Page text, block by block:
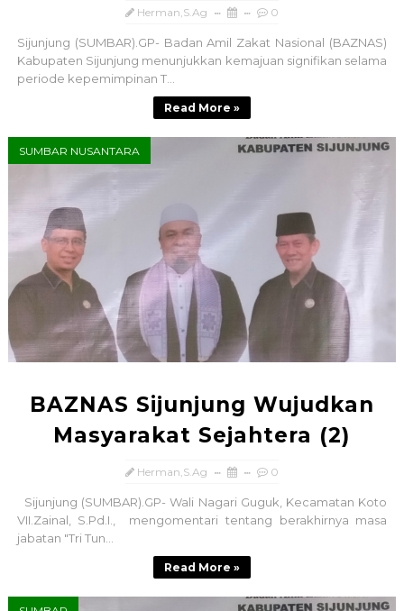
Herman,S.Ag 0
Sijunjung (SUMBAR).GP- Badan Amil Zakat Nasional (BAZNAS)
Kabupaten Sijunjung menunjukkan kemajuan signifikan selama
periode kepemimpinan T...
Read More »
SUMBAR NUSANTARA
BAZNAS Sijunjung Wujudkan
Masyarakat Sejahtera (2)
Herman,S.Ag 0
Sijunjung (SUMBAR).GP- Wali Nagari Guguk, Kecamatan Koto
VII.Zainal, S.Pd.I., mengomentari tentang berakhirnya masa
jabatan "Tri Tun...
Read More »